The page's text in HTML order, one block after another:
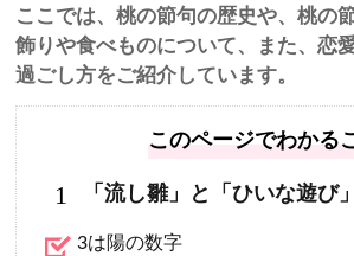
ここでは、桃の節句の歴史や、桃の
飾りや食べものについて、また、恋
過ごし方をご紹介しています。
このページでわかる
1 「流し雛」と「ひいな遊び
3は陽の数字